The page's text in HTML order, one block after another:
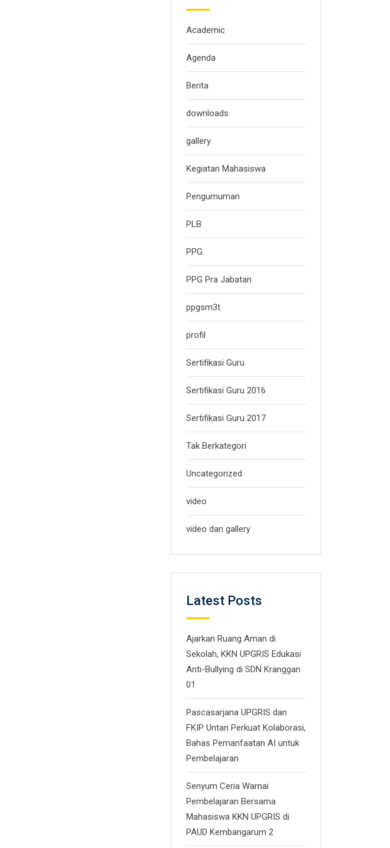
Academic
Agenda
Berita
downloads
gallery
Kegiatan Mahasiswa
Pengumuman
PLB
PPG
PPG Pra Jabatan
ppgsm3t
profil
Sertifikasi Guru
Sertifikasi Guru 2016
Sertifikasi Guru 2017
Tak Berkategori
Uncategorized
video
video dan gallery
Latest Posts
Ajarkan Ruang Aman di
Sekolah, KKN UPGRIS Edukasi
Anti-Bullying di SDN Kranggan
01
Pascasarjana UPGRIS dan
FKIP Untan Perkuat Kolaborasi,
Bahas Pemanfaatan AI untuk
Pembelajaran
Senyum Ceria Warnai
Pembelajaran Bersama
Mahasiswa KKN UPGRIS di
PAUD Kembangarum 2